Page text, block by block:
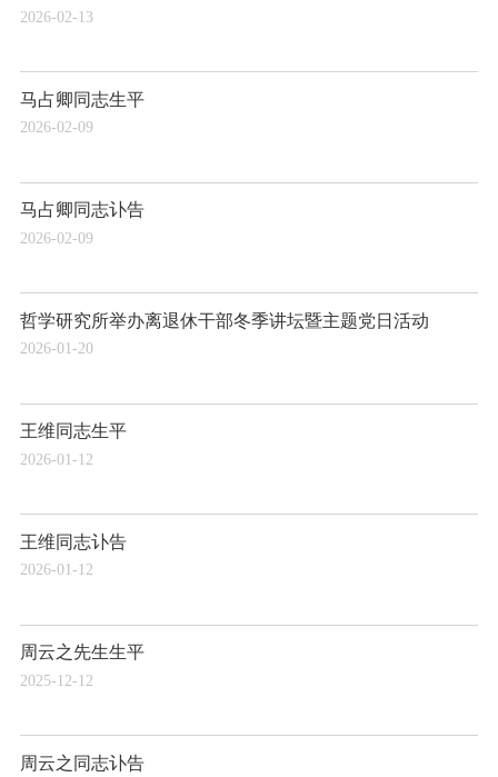
2026-02-13
马占卿同志生平
2026-02-09
马占卿同志讣告
2026-02-09
哲学研究所举办离退休干部冬季讲坛暨主题党日活动
2026-01-20
王维同志生平
2026-01-12
王维同志讣告
2026-01-12
周云之先生生平
2025-12-12
周云之同志讣告